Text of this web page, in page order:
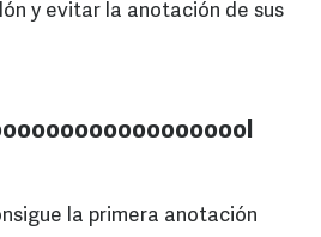
y evitar la anotación de sus
la primera anotación